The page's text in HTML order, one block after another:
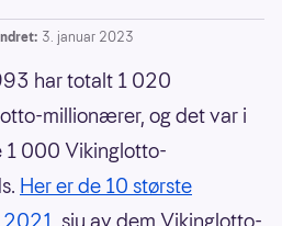
3. januar 2023
har totalt 1 020
millionærer, og det var i
1 000 Vikinglotto-
Her er de 10 største